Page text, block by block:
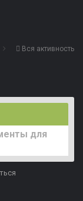
Вся активность
для